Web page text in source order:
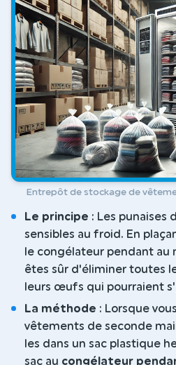
Entrepôt de stockage de
Le principe : Les punaises
sensibles au froid. En
le congélateur pendant au
êtes sûr d'éliminer toutes
leurs œufs qui pourraient
La méthode : Lorsque
vêtements de seconde
les dans un sac plastique
sac au congélateur